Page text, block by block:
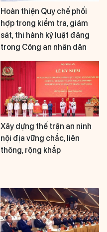
Hoàn thiện Quy chế phối
hợp trong kiểm tra, giám
sát, thi hành kỷ luật đảng
trong Công an nhân dân
Xây dựng thế trận an ninh
nội địa vững chắc, liên
thông, rộng khắp